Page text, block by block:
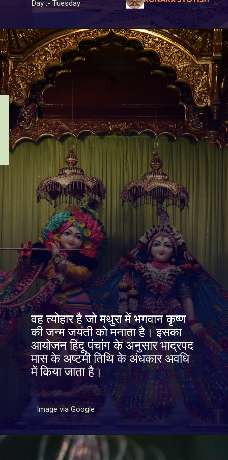
Day :- Tuesday
वह त्योहार है जो मथुरा में भगवान कृष्ण
की जन्म जयंती को मनाता है। इसका
आयोजन हिंदू पंचांग के अनुसार भाद्रपद
मास के अष्टमी तिथि के अंधकार अवधि
में किया जाता है।
Image via Google